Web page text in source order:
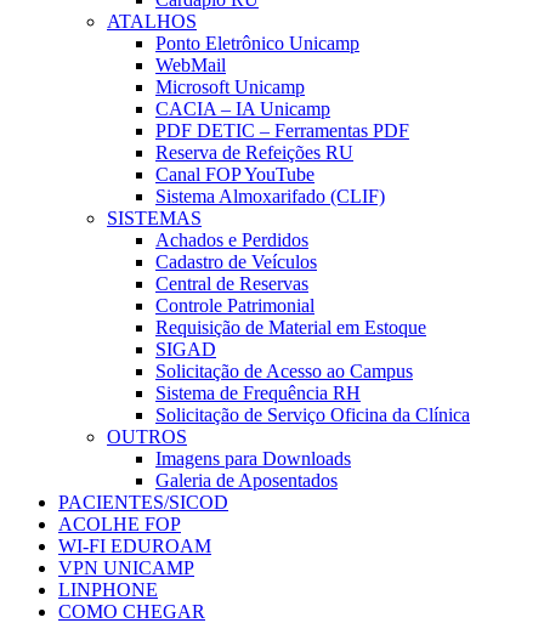
ATALHOS
Ponto Eletrônico Unicamp
WebMail
Microsoft Unicamp
CACIA – IA Unicamp
PDF DETIC – Ferramentas PDF
Reserva de Refeições RU
Canal FOP YouTube
Sistema Almoxarifado (CLIF)
SISTEMAS
Achados e Perdidos
Cadastro de Veículos
Central de Reservas
Controle Patrimonial
Requisição de Material em Estoque
SIGAD
Solicitação de Acesso ao Campus
Sistema de Frequência RH
Solicitação de Serviço Oficina da Clínica
OUTROS
Imagens para Downloads
Galeria de Aposentados
PACIENTES/SICOD
ACOLHE FOP
WI-FI EDUROAM
VPN UNICAMP
LINPHONE
COMO CHEGAR